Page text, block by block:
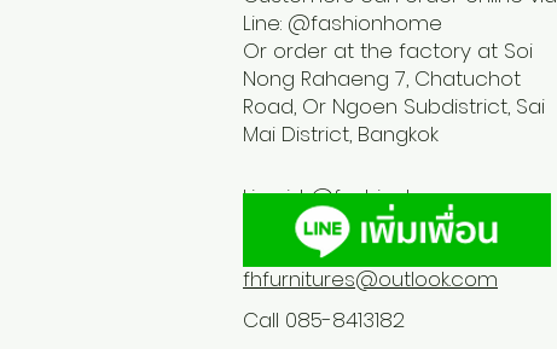
Line: @fashionhome
Or order at the factory at Soi
Nong Rahaeng 7, Chatuchot
Road, Or Ngoen Subdistrict, Sai
Mai District, Bangkok
Line id :@fashionhome
fhfurnitures@outlook.com
Call 085-8413182